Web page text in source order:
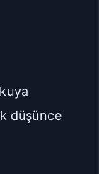
düşünce